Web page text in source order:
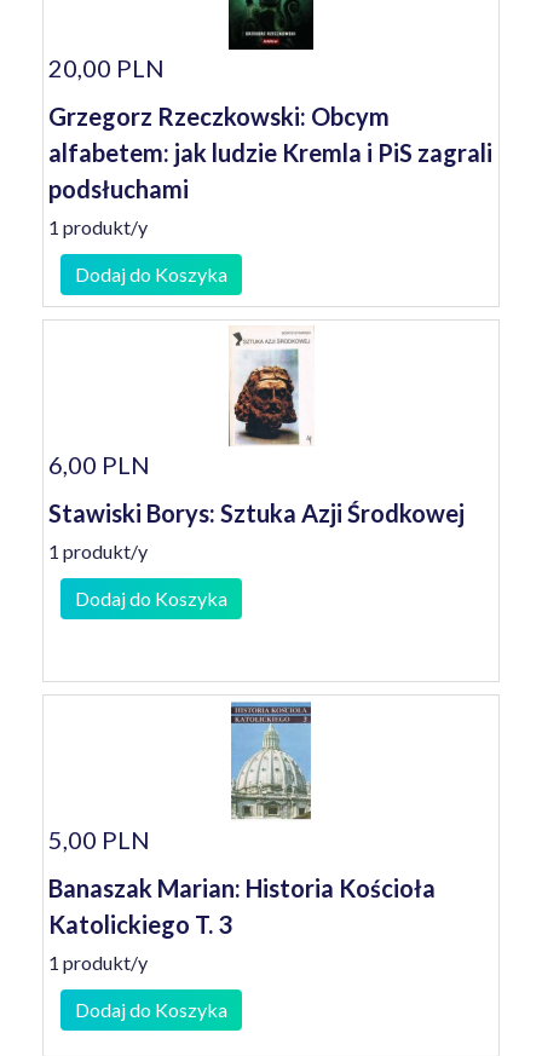
20,00 PLN
Grzegorz Rzeczkowski: Obcym
alfabetem: jak ludzie Kremla i PiS zagrali
podsłuchami
1 produkt/y
Dodaj do Koszyka
6,00 PLN
Stawiski Borys: Sztuka Azji Środkowej
1 produkt/y
Dodaj do Koszyka
5,00 PLN
Banaszak Marian: Historia Kościoła
Katolickiego T. 3
1 produkt/y
Dodaj do Koszyka